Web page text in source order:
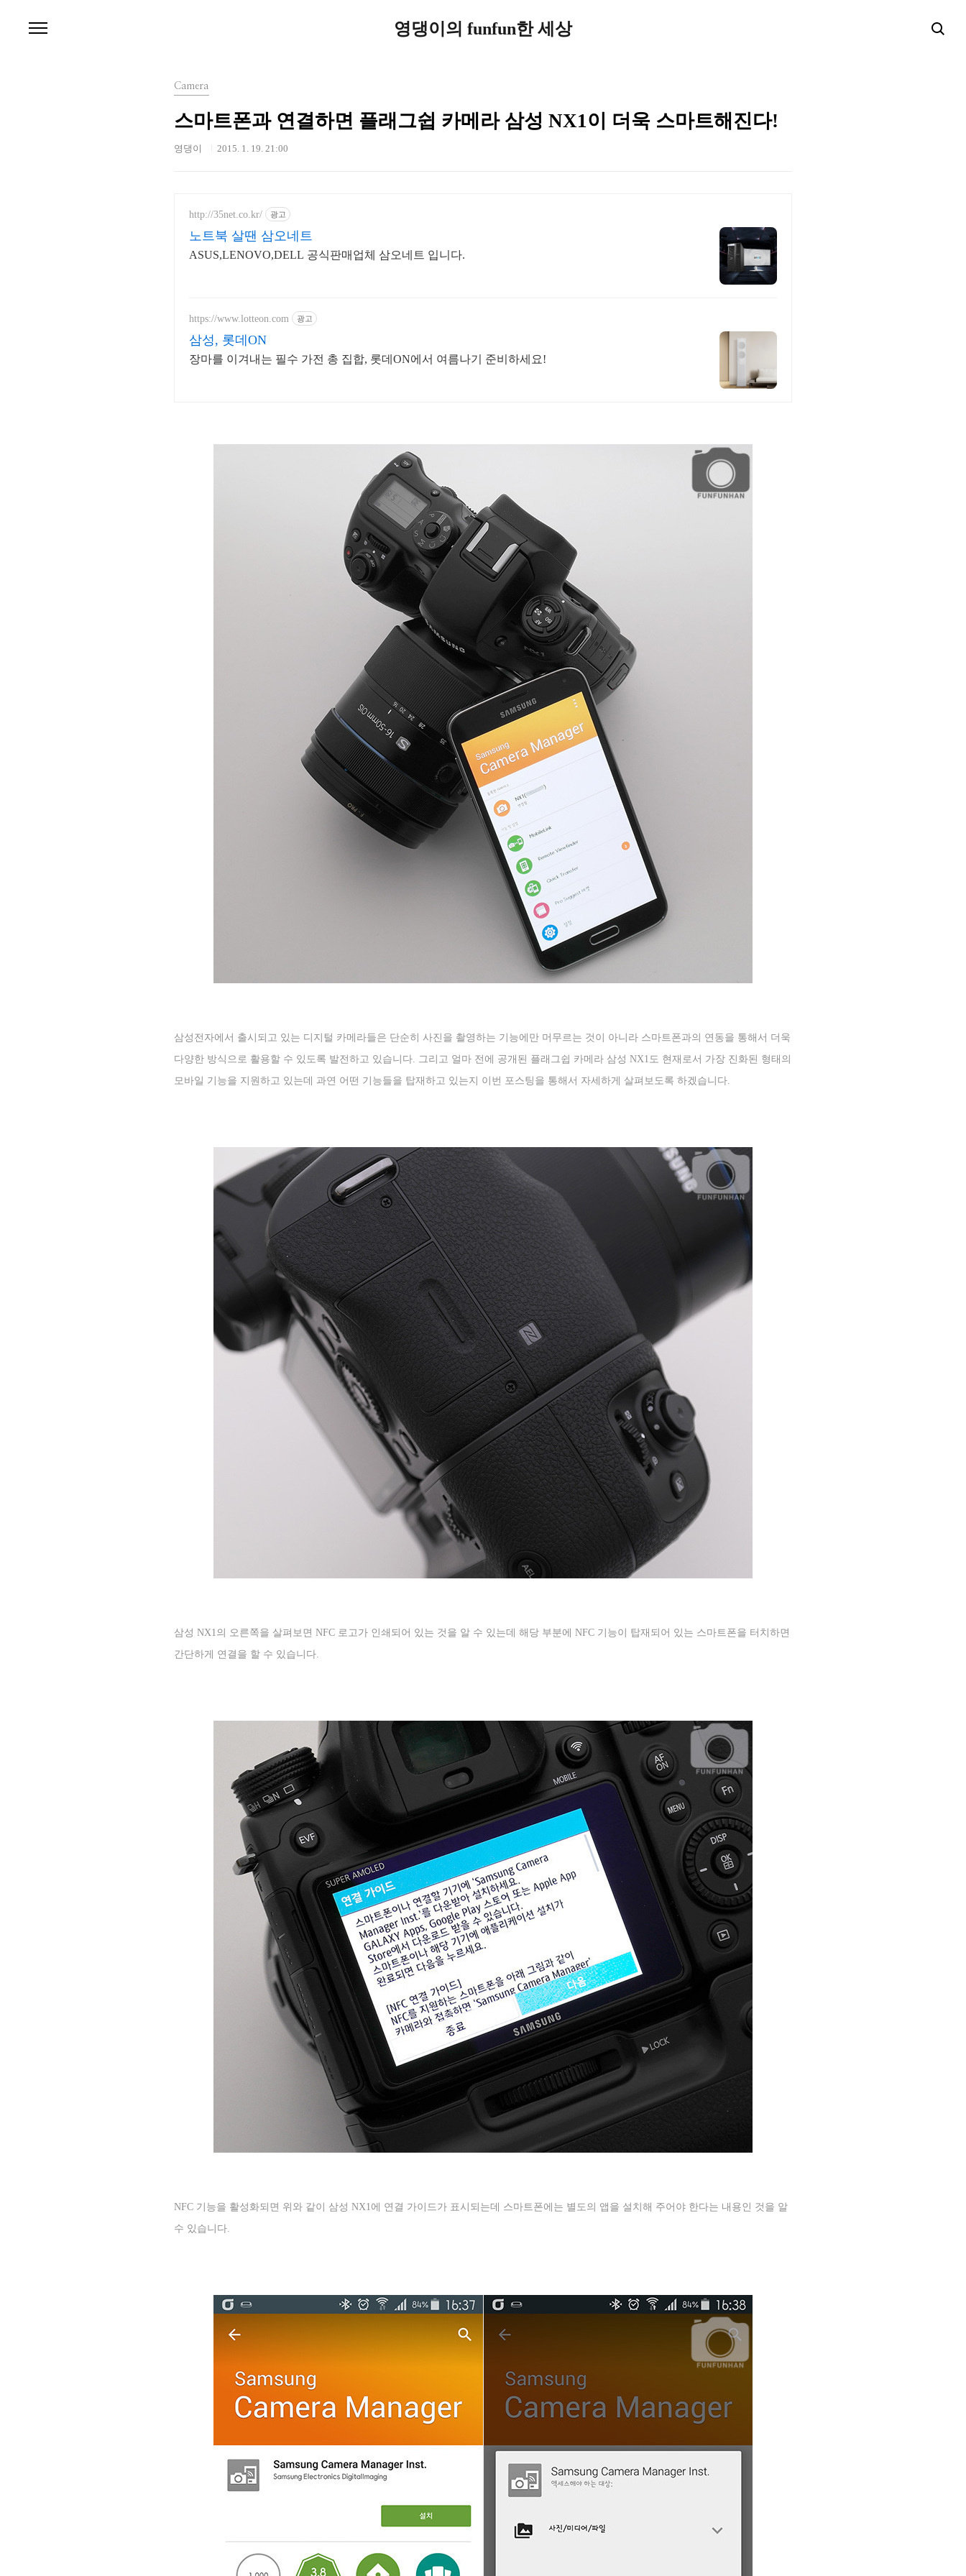
영댕이의 funfun한 세상
Camera
스마트폰과 연결하면 플래그쉽 카메라 삼성 NX1이 더욱 스마트해진다!
영댕이 2015. 1. 19. 21:00
http://35net.co.kr/ 광고
노트북 살땐 삼오네트
ASUS,LENOVO,DELL 공식판매업체 삼오네트 입니다.
https://www.lotteon.com 광고
삼성, 롯데ON
장마를 이겨내는 필수 가전 총 집합, 롯데ON에서 여름나기 준비하세요!
삼성전자에서 출시되고 있는 디지털 카메라들은 단순히 사진을 촬영하는 기능에만 머무르는 것이 아니라 스마트폰과의 연동을 통해서 더욱
다양한 방식으로 활용할 수 있도록 발전하고 있습니다. 그리고 얼마 전에 공개된 플래그쉽 카메라 삼성 NX1도 현재로서 가장 진화된 형태의
모바일 기능을 지원하고 있는데 과연 어떤 기능들을 탑재하고 있는지 이번 포스팅을 통해서 자세하게 살펴보도록 하겠습니다.
삼성 NX1의 오른쪽을 살펴보면 NFC 로고가 인쇄되어 있는 것을 알 수 있는데 해당 부분에 NFC 기능이 탑재되어 있는 스마트폰을 터치하면
간단하게 연결을 할 수 있습니다.
NFC 기능을 활성화되면 위와 같이 삼성 NX1에 연결 가이드가 표시되는데 스마트폰에는 별도의 앱을 설치해 주어야 한다는 내용인 것을 알
수 있습니다.